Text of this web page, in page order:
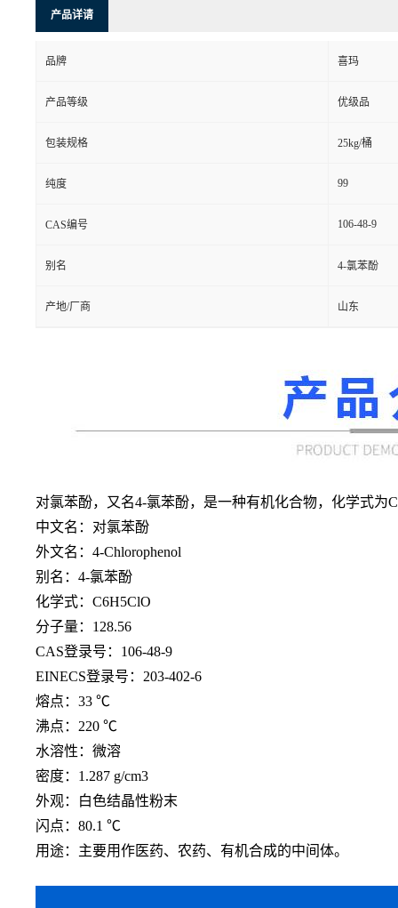
产品详请
品牌 喜玛
产品等级 优级品
包装规格 25kg/桶
纯度 99
CAS编号 106-48-9
别名 4-氯苯酚
产地/厂商 山东
对氯苯酚，又名4-氯苯酚，是一种有机化合物，化学式为
中文名：对氯苯酚
外文名： 4-Chlorophenol
别名： 4-氯苯酚
化学式： C6H5ClO
分子量： 128.56
CAS登录号：106-48-9
EINECS登录号：203-402-6
熔点： 33 ℃
沸点： 220 ℃
水溶性：微溶
密度： 1.287 g/cm3
外观：白色结晶性粉末
闪点： 80.1 ℃
用途：主要用作医药、农药、有机合成的中间体。